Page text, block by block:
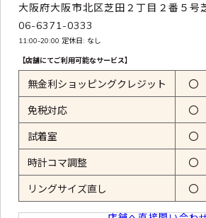
大阪府大阪市北区芝田２丁目２番５号
06-6371-0333
11:00-20:00 定休日: なし
【店舗にてご利用可能なサービス】
無金利ショッピングクレジット 〇
免税対応 〇
試着室 〇
時計コマ調整 〇
リングサイズ直し 〇